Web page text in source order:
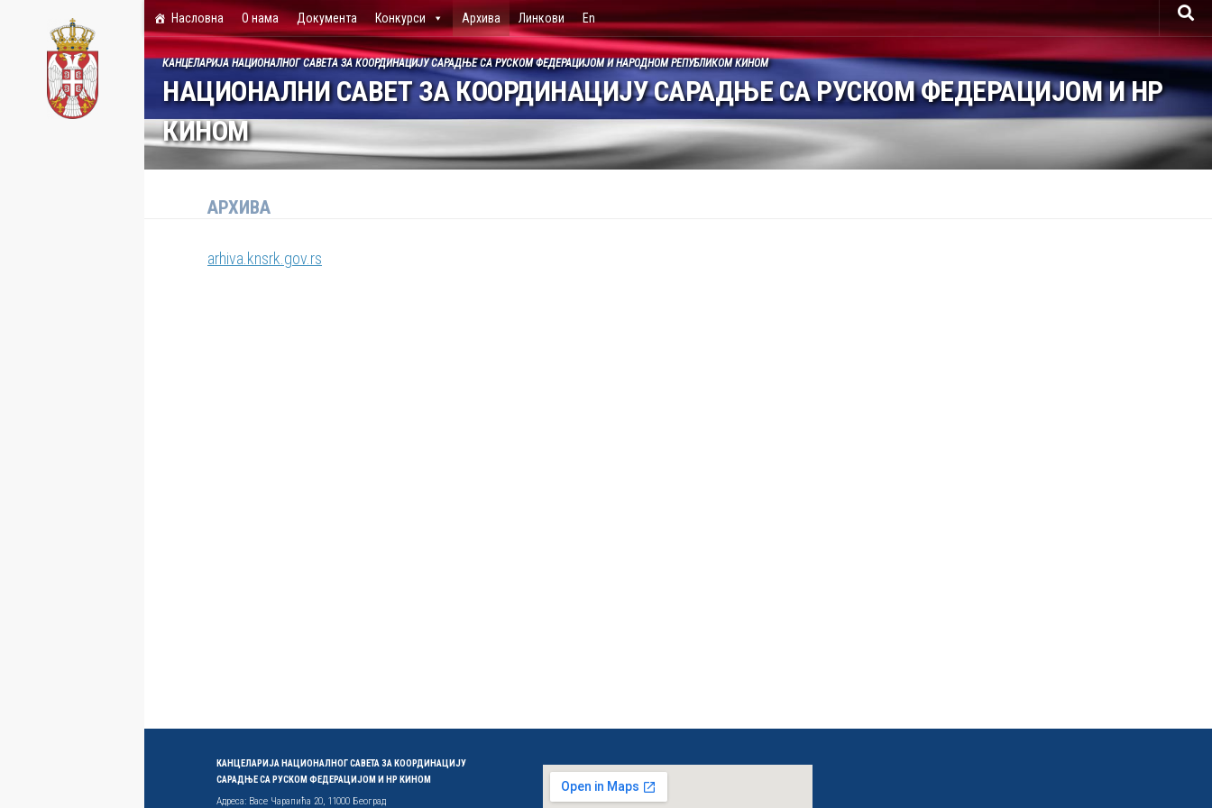
Skip to content Насловна О нама Документа Конкурси Архива Линкови En
НАЦИОНАЛНИ САВЕТ ЗА КООРДИНАЦИЈУ САРАДЊЕ СА РУСКОМ ФЕДЕРАЦИЈОМ И НР
КИНОМ
КАНЦЕЛАРИЈА НАЦИОНАЛНОГ САВЕТА ЗА КООРДИНАЦИЈУ САРАДЊЕ СА РУСКОМ ФЕДЕРАЦИЈОМ И НАРОДНОМ РЕПУБЛИКОМ КИНОМ
АРХИВА
arhiva.knsrk.gov.rs
КАНЦЕЛАРИЈА НАЦИОНАЛНОГ САВЕТА ЗА КООРДИНАЦИЈУ
САРАДЊЕ СА РУСКОМ ФЕДЕРАЦИЈОМ И НР КИНОМ
Адреса: Васе Чарапића 20, 11000 Београд